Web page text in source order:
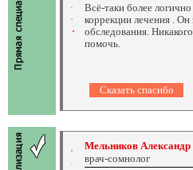
Всё-таки более
коррекции лечения . Он
обследования.
помочь.
Мельников
врач-сомнолог